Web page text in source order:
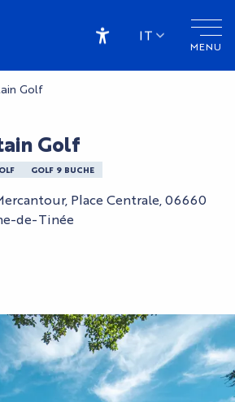
MENU
Accessibilité
IT
Golf
Golf
GOLF 9 BUCHE
Place Centrale, 06660
de-Tinée